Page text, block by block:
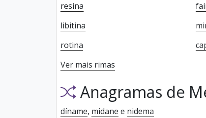
resina
libitina
rotina
Ver mais rimas
Anagramas de
díname, midane e nidema